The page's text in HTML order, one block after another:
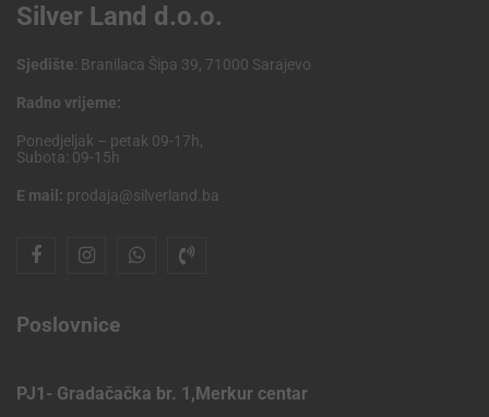
Silver Land d.o.o.
Sjedište: Branilaca Šipa 39, 71000 Sarajevo
Radno vrijeme:
Ponedjeljak – petak 09-17h,
Subota: 09-15h
E mail: prodaja@silverland.ba
Poslovnice
PJ1- Gradačačka br. 1,Merkur centar